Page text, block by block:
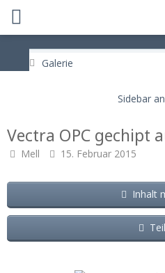
Galerie
Vectra OPC gechipt
Mell 15. Februar 2015
Inhalt